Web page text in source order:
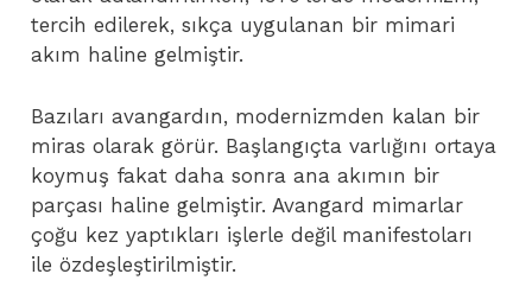
tercih edilerek, sıkça uygulanan bir mimari
akım haline gelmiştir.
Bazıları avangardın, modernizmden kalan bir
miras olarak görür. Başlangıçta varlığını ortaya
koymuş fakat daha sonra ana akımın bir
parçası haline gelmiştir. Avangard mimarlar
çoğu kez yaptıkları işlerle değil manifestoları
ile özdeşleştirilmiştir.